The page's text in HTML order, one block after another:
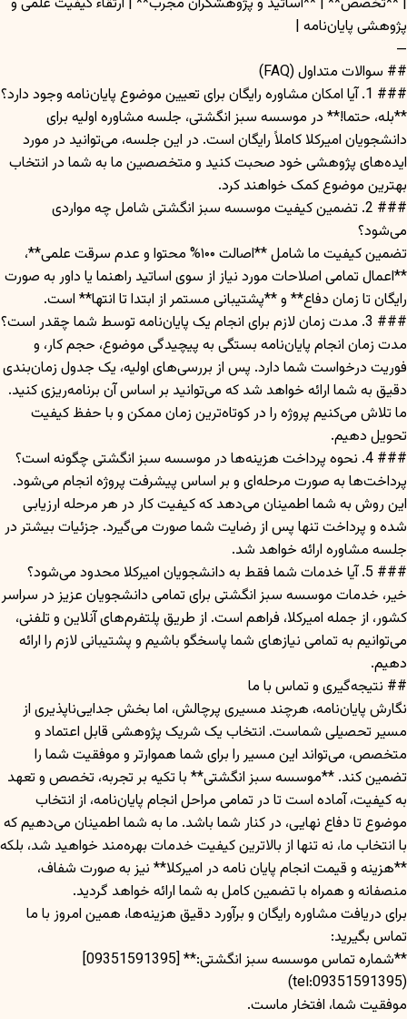
پژوهشی پایان‌نامه |
—
## سوالات متداول (FAQ)
### 1. آیا امکان مشاوره رایگان برای تعیین موضوع پایان‌نامه وجود دارد؟
**بله، حتما!** در موسسه سبز انگشتی، جلسه مشاوره اولیه برای
دانشجویان امیرکلا کاملاً رایگان است. در این جلسه، می‌توانید در مورد
ایده‌های پژوهشی خود صحبت کنید و متخصصین ما به شما در انتخاب
بهترین موضوع کمک خواهند کرد.
### 2. تضمین کیفیت موسسه سبز انگشتی شامل چه مواردی
می‌شود؟
تضمین کیفیت ما شامل **اصالت ۱۰۰% محتوا و عدم سرقت علمی**،
**اعمال تمامی اصلاحات مورد نیاز از سوی اساتید راهنما یا داور به صورت
رایگان تا زمان دفاع** و **پشتیبانی مستمر از ابتدا تا انتها** است.
### 3. مدت زمان لازم برای انجام یک پایان‌نامه توسط شما چقدر است؟
مدت زمان انجام پایان‌نامه بستگی به پیچیدگی موضوع، حجم کار، و
فوریت درخواست شما دارد. پس از بررسی‌های اولیه، یک جدول زمان‌بندی
دقیق به شما ارائه خواهد شد که می‌توانید بر اساس آن برنامه‌ریزی کنید.
ما تلاش می‌کنیم پروژه را در کوتاه‌ترین زمان ممکن و با حفظ کیفیت
تحویل دهیم.
### 4. نحوه پرداخت هزینه‌ها در موسسه سبز انگشتی چگونه است؟
پرداخت‌ها به صورت مرحله‌ای و بر اساس پیشرفت پروژه انجام می‌شود.
این روش به شما اطمینان می‌دهد که کیفیت کار در هر مرحله ارزیابی
شده و پرداخت تنها پس از رضایت شما صورت می‌گیرد. جزئیات بیشتر در
جلسه مشاوره ارائه خواهد شد.
### 5. آیا خدمات شما فقط به دانشجویان امیرکلا محدود می‌شود؟
خیر، خدمات موسسه سبز انگشتی برای تمامی دانشجویان عزیز در سراسر
کشور، از جمله امیرکلا، فراهم است. از طریق پلتفرم‌های آنلاین و تلفنی،
می‌توانیم به تمامی نیازهای شما پاسخگو باشیم و پشتیبانی لازم را ارائه
دهیم.
## نتیجه‌گیری و تماس با ما
نگارش پایان‌نامه، هرچند مسیری پرچالش، اما بخش جدایی‌ناپذیری از
مسیر تحصیلی شماست. انتخاب یک شریک پژوهشی قابل اعتماد و
متخصص، می‌تواند این مسیر را برای شما هموارتر و موفقیت شما را
تضمین کند. **موسسه سبز انگشتی** با تکیه بر تجربه، تخصص و تعهد
به کیفیت، آماده است تا در تمامی مراحل انجام پایان‌نامه، از انتخاب
موضوع تا دفاع نهایی، در کنار شما باشد. ما به شما اطمینان می‌دهیم که
با انتخاب ما، نه تنها از بالاترین کیفیت خدمات بهره‌مند خواهید شد، بلکه
**هزینه و قیمت انجام پایان نامه در امیرکلا** نیز به صورت شفاف،
منصفانه و همراه با تضمین کامل به شما ارائه خواهد گردید.
برای دریافت مشاوره رایگان و برآورد دقیق هزینه‌ها، همین امروز با ما
تماس بگیرید:
**شماره تماس موسسه سبز انگشتی:** [09351591395]
(tel:09351591395)
موفقیت شما، افتخار ماست.